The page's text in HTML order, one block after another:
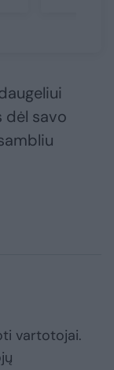
dėl savo
vartotojai.